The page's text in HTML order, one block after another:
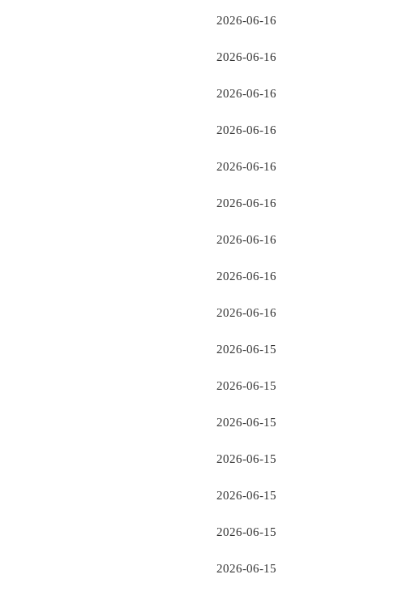
2026-06-16
2026-06-16
2026-06-16
2026-06-16
2026-06-16
2026-06-16
2026-06-16
2026-06-16
2026-06-16
2026-06-15
2026-06-15
2026-06-15
2026-06-15
2026-06-15
2026-06-15
2026-06-15